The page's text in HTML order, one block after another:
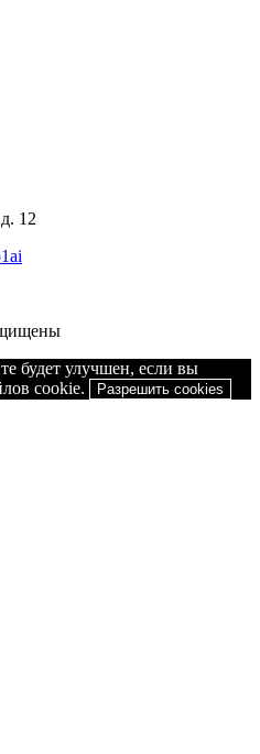
12
будет улучшен, если вы
cookie.
Разрешить cookies